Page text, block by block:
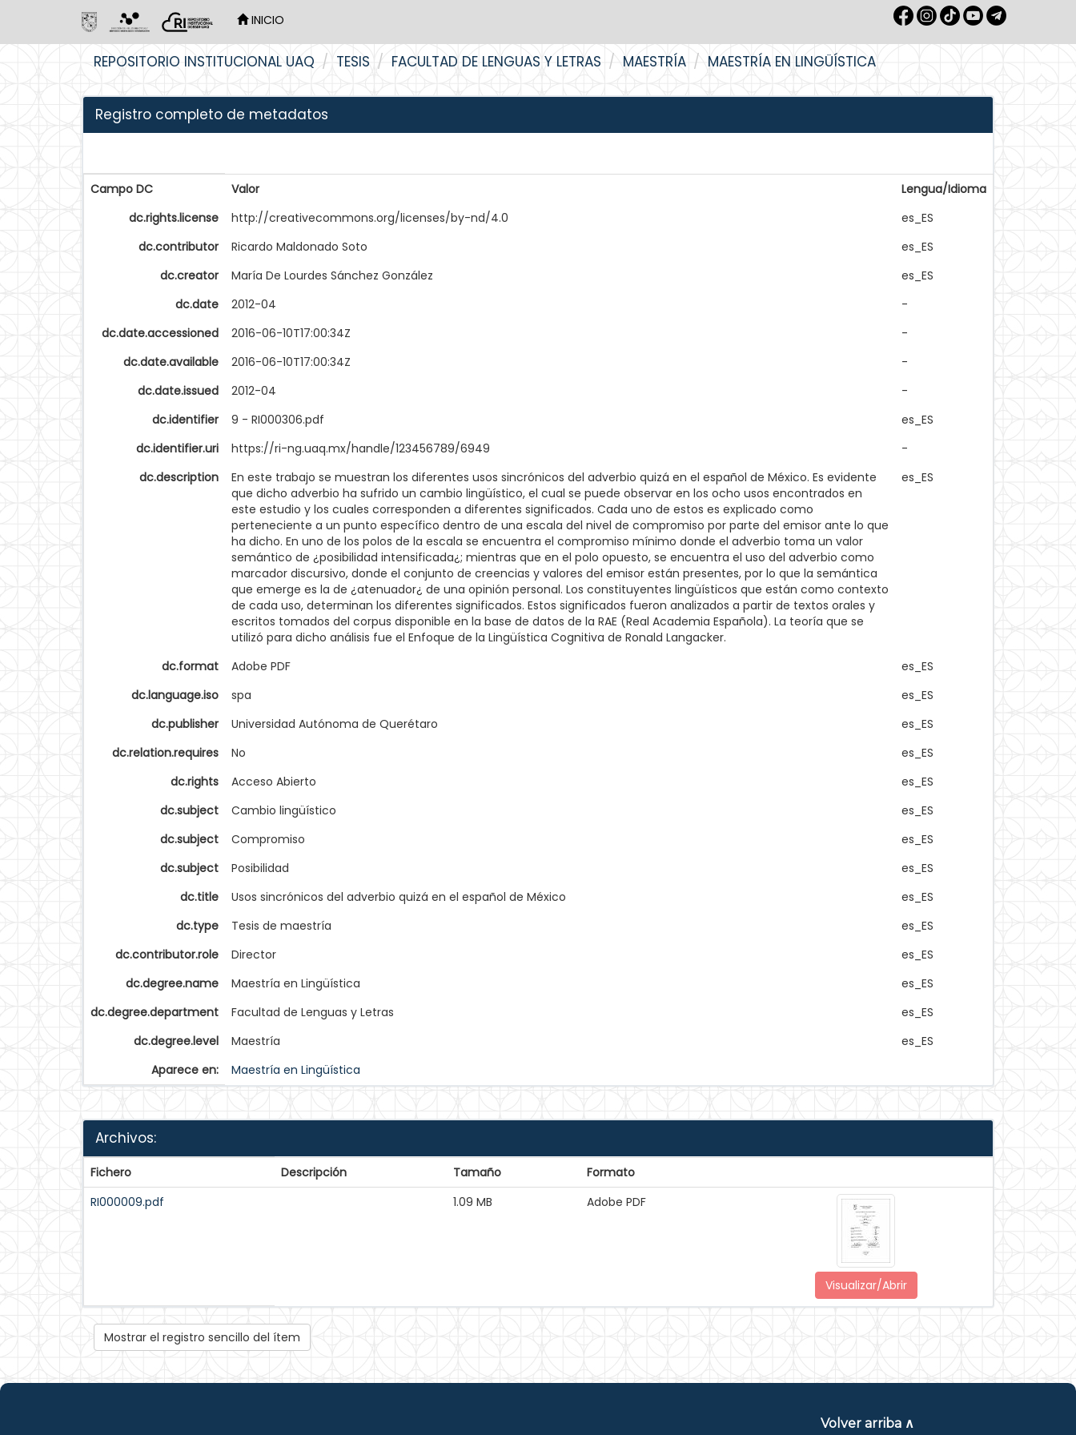
INICIO
REPOSITORIO INSTITUCIONAL UAQ TESIS FACULTAD DE LENGUAS Y LETRAS MAESTRÍA MAESTRÍA EN LINGÜÍSTICA
Registro completo de metadatos
Campo DC Valor
Lengua/Idioma
dc.rights.license
http://creativecommons.org/licenses/by-nd/4.0
es_ES
dc.contributor
Ricardo Maldonado Soto
es_ES
dc.creator
María De Lourdes Sánchez González
es_ES
dc.date
2012-04
-
dc.date.accessioned
2016-06-10T17:00:34Z
-
dc.date.available
2016-06-10T17:00:34Z
-
dc.date.issued
2012-04
-
dc.identifier
9 - RI000306.pdf
es_ES
dc.identifier.uri
https://ri-ng.uaq.mx/handle/123456789/6949
-
dc.description
En este trabajo se muestran los diferentes usos sincrónicos del adverbio quizá en el español de México. Es evidente
que dicho adverbio ha sufrido un cambio lingüístico, el cual se puede observar en los ocho usos encontrados en
este estudio y los cuales corresponden a diferentes significados. Cada uno de estos es explicado como
perteneciente a un punto específico dentro de una escala del nivel de compromiso por parte del emisor ante lo que
ha dicho. En uno de los polos de la escala se encuentra el compromiso mínimo donde el adverbio toma un valor
semántico de ¿posibilidad intensificada¿; mientras que en el polo opuesto, se encuentra el uso del adverbio como
marcador discursivo, donde el conjunto de creencias y valores del emisor están presentes, por lo que la semántica
que emerge es la de ¿atenuador¿ de una opinión personal. Los constituyentes lingüísticos que están como contexto
de cada uso, determinan los diferentes significados. Estos significados fueron analizados a partir de textos orales y
escritos tomados del corpus disponible en la base de datos de la RAE (Real Academia Española). La teoría que se
utilizó para dicho análisis fue el Enfoque de la Lingüística Cognitiva de Ronald Langacker.
es_ES
dc.format Adobe PDF
es_ES
dc.language.iso
spa
es_ES
dc.publisher
Universidad Autónoma de Querétaro
es_ES
dc.relation.requires
No
es_ES
dc.rights
Acceso Abierto
es_ES
dc.subject
Cambio lingüístico
es_ES
dc.subject
Compromiso
es_ES
dc.subject
Posibilidad
es_ES
dc.title
Usos sincrónicos del adverbio quizá en el español de México
es_ES
dc.type
Tesis de maestría
es_ES
dc.contributor.role
Director
es_ES
dc.degree.name
Maestría en Lingüística
es_ES
dc.degree.department
Facultad de Lenguas y Letras
es_ES
dc.degree.level
Maestría
es_ES
Aparece en:
Maestría en Lingüística
Archivos:
Fichero Descripción Tamaño
Formato
RI000009.pdf
1.09 MB Adobe PDF
Visualizar/Abrir
Mostrar el registro sencillo del ítem
Volver arriba ∧